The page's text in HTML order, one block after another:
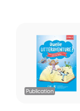
Publication